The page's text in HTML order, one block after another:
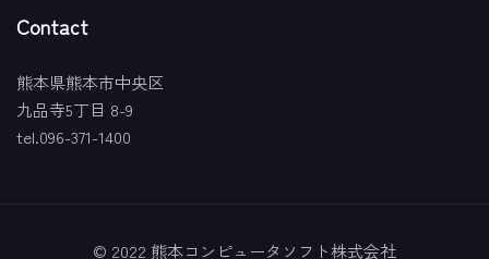
Contact
熊本県熊本市中央区
九品寺5丁目 8-9
tel.096-371-1400
© 2022 熊本コンピュータソフト株式会社